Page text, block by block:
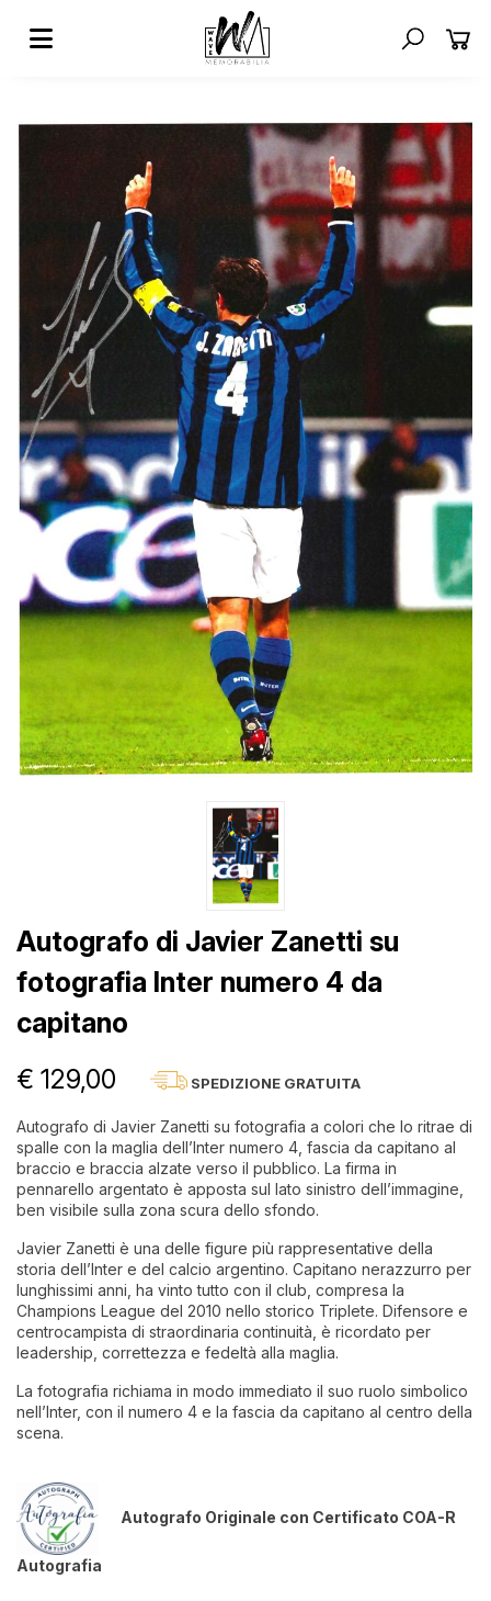
Autografo di Javier Zanetti su
fotografia Inter numero 4 da
capitano
€ 129,00 SPEDIZIONE GRATUITA
Autografo di Javier Zanetti su fotografia a colori che lo ritrae di
spalle con la maglia dell’Inter numero 4, fascia da capitano al
braccio e braccia alzate verso il pubblico. La firma in
pennarello argentato è apposta sul lato sinistro dell’immagine,
ben visibile sulla zona scura dello sfondo.
Javier Zanetti è una delle figure più rappresentative della
storia dell’Inter e del calcio argentino. Capitano nerazzurro per
lunghissimi anni, ha vinto tutto con il club, compresa la
Champions League del 2010 nello storico Triplete. Difensore e
centrocampista di straordinaria continuità, è ricordato per
leadership, correttezza e fedeltà alla maglia.
La fotografia richiama in modo immediato il suo ruolo simbolico
nell’Inter, con il numero 4 e la fascia da capitano al centro della
scena.
Autografo Originale con Certificato COA-R
Autografia